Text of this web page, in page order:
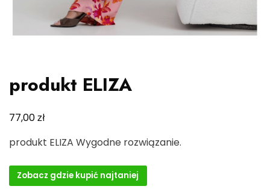
produkt ELIZA
77,00zł
produkt ELIZA Wygodne rozwiązanie.
Zobacz gdzie kupić najtaniej